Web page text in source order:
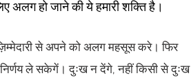
अलग हो जाने की ये हमारी शक्ति है।
से अपने को अलग महसूस करे। फिर
ले सकेगें। दुःख न देंगे, नहीं किसी से दुःख